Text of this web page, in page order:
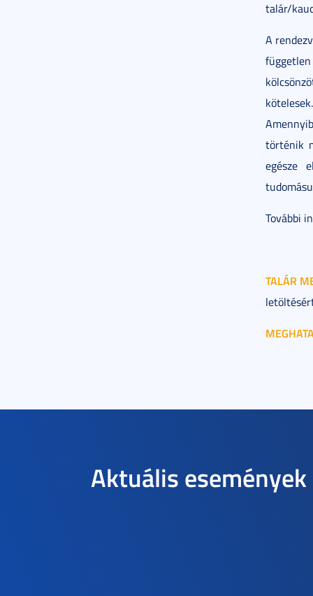
talár/
A
történik
egésze
További
TALÁR
Aktuális események